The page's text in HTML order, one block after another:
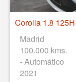
Madrid
100.000 kms.
- Automático
2021